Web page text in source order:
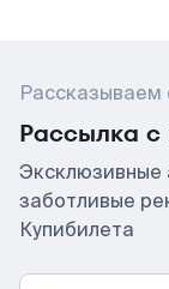
Рассказываем
Рассылка
Эксклюзивные
заботливые
Купибилета